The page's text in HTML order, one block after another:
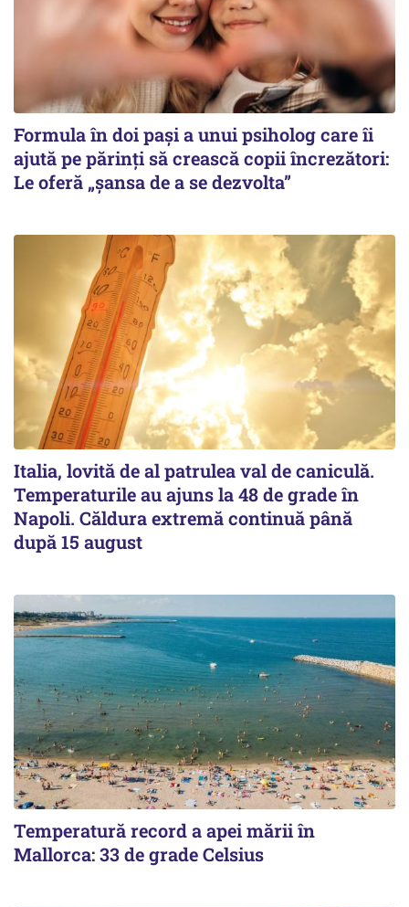
Formula în doi pași a unui psiholog care îi
ajută pe părinți să crească copii încrezători:
Le oferă „șansa de a se dezvolta”
Italia, lovită de al patrulea val de caniculă.
Temperaturile au ajuns la 48 de grade în
Napoli. Căldura extremă continuă până
după 15 august
Temperatură record a apei mării în
Mallorca: 33 de grade Celsius